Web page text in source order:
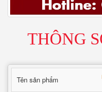
THÔNG
Tên sản phẩm